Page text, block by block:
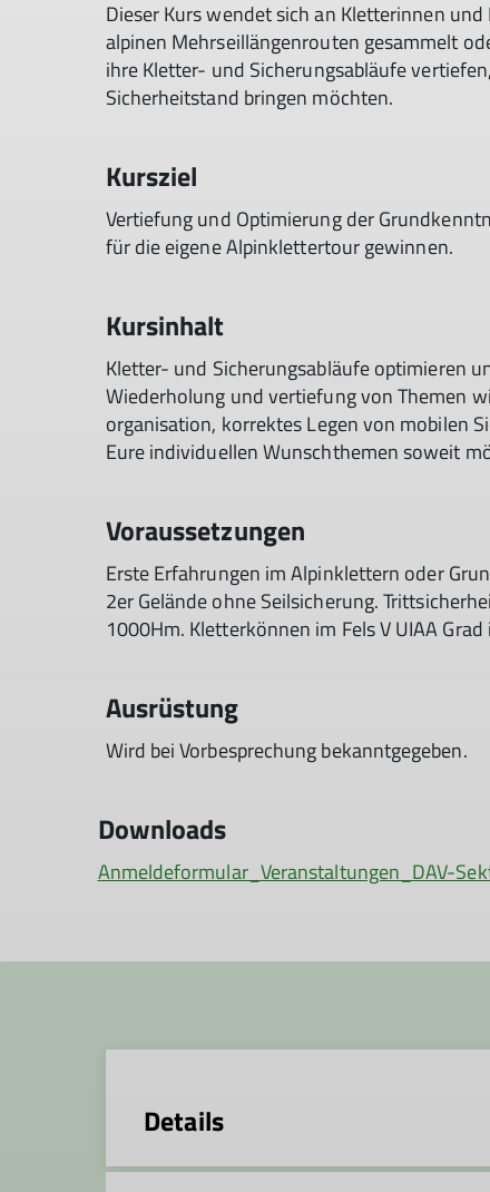
Dieser Kurs wendet sich an Kletterinnen
alpinen Mehrseillängenrouten gesammelt
ihre Kletter- und Sicherungsabläufe
Sicherheitstand bringen möchten.
Kursziel
Vertiefung und Optimierung der
für die eigene Alpinklettertour gewinnen.
Kursinhalt
Kletter- und Sicherungsabläufe optimieren
Wiederholung und vertiefung von Themen
organisation, korrektes Legen von mobilen
Eure individuellen Wunschthemen soweit
Voraussetzungen
Erste Erfahrungen im Alpinklettern oder
2er Gelände ohne Seilsicherung.
1000Hm. Kletterkönnen im Fels V UIAA Grad
Ausrüstung
Wird bei Vorbesprechung bekanntgegeben.
Downloads
Anmeldeformular_Veranstaltungen_DAV-
Details